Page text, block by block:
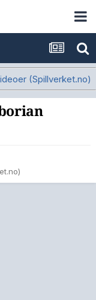
(Spillverket.no)